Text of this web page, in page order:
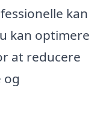
kan
kan optimere
at reducere
og